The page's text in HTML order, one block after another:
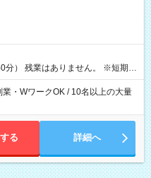
残業はありません。 ※短期の
ご了承くださいませ。
・WワークOK / 10名以上の大量
る 詳細へ